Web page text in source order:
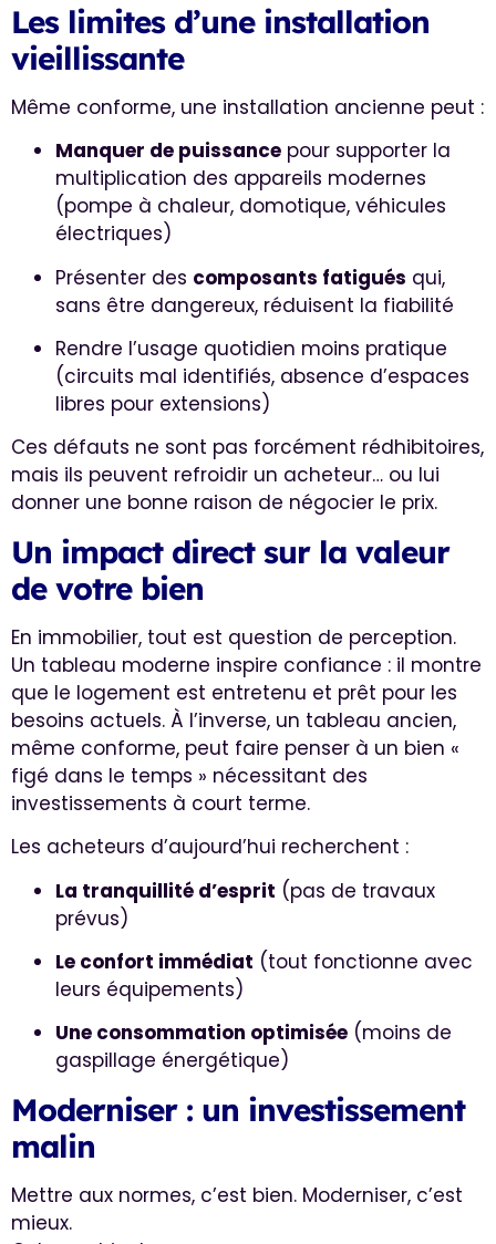
Les limites d’une installation
vieillissante
Même conforme, une installation ancienne peut :
Manquer de puissance pour supporter la
multiplication des appareils modernes
(pompe à chaleur, domotique, véhicules
électriques)
Présenter des composants fatigués qui,
sans être dangereux, réduisent la fiabilité
Rendre l’usage quotidien moins pratique
(circuits mal identifiés, absence d’espaces
libres pour extensions)
Ces défauts ne sont pas forcément rédhibitoires,
mais ils peuvent refroidir un acheteur… ou lui
donner une bonne raison de négocier le prix.
Un impact direct sur la valeur
de votre bien
En immobilier, tout est question de perception.
Un tableau moderne inspire confiance : il montre
que le logement est entretenu et prêt pour les
besoins actuels. À l’inverse, un tableau ancien,
même conforme, peut faire penser à un bien «
figé dans le temps » nécessitant des
investissements à court terme.
Les acheteurs d’aujourd’hui recherchent :
La tranquillité d’esprit (pas de travaux
prévus)
Le confort immédiat (tout fonctionne avec
leurs équipements)
Une consommation optimisée (moins de
gaspillage énergétique)
Moderniser : un investissement
malin
Mettre aux normes, c’est bien. Moderniser, c’est
mieux.